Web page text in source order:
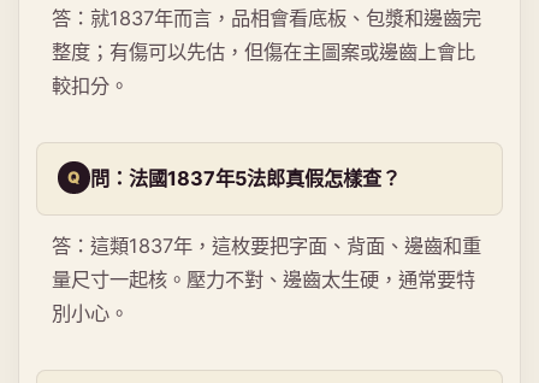
答：就1837年而言，品相會看底板、包漿和邊齒完
整度；有傷可以先估，但傷在主圖案或邊齒上會比
較扣分。
問：法國1837年5法郎真假怎樣查？
答：這類1837年，這枚要把字面、背面、邊齒和重
量尺寸一起核。壓力不對、邊齒太生硬，通常要特
別小心。